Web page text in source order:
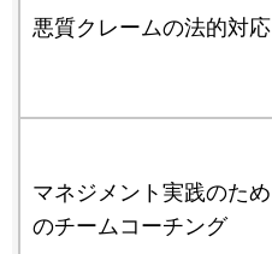
悪質クレームの法的対応
マネジメント実践のため
のチームコーチング